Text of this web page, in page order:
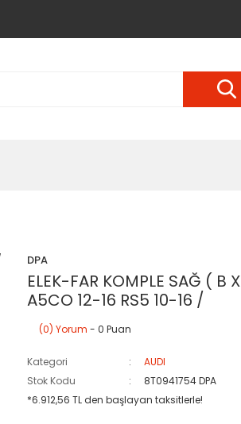
DPA
ELEK-FAR KOMPLE SAĞ (
A5CO 12-16 RS5 10-16 /
(0) Yorum - 0 Puan
Kategori
AUDI
Stok Kodu
8T0941754 DPA
*6.912,56 TL den başlayan taksitlerle!